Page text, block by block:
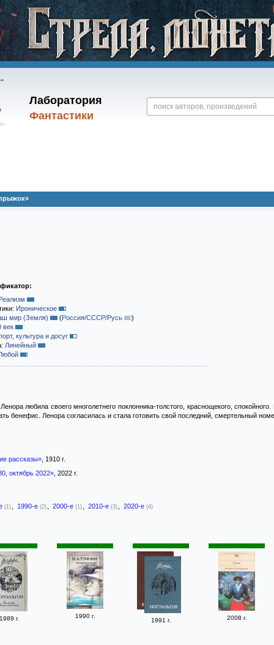
Лаборатория
Фантастики
Ироническое
мир (Земля)
(Россия/СССР/Русь
)
век
культура и досуг
Линейный
любила своего многолетнего поклонника-толстого, краснощекого,
бенефис. Ленора согласилась и стала готовить свой последний, смертельный
рассказы», 1910 г.
октябрь 2022», 2022 г.
(1) 1990-е (2) 2000-е (1) 2010-е (3) 2020-е (4)
г. 1990 г.
1991 г. 2008 г.